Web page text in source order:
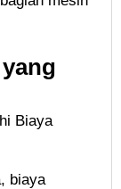
Biaya
biaya